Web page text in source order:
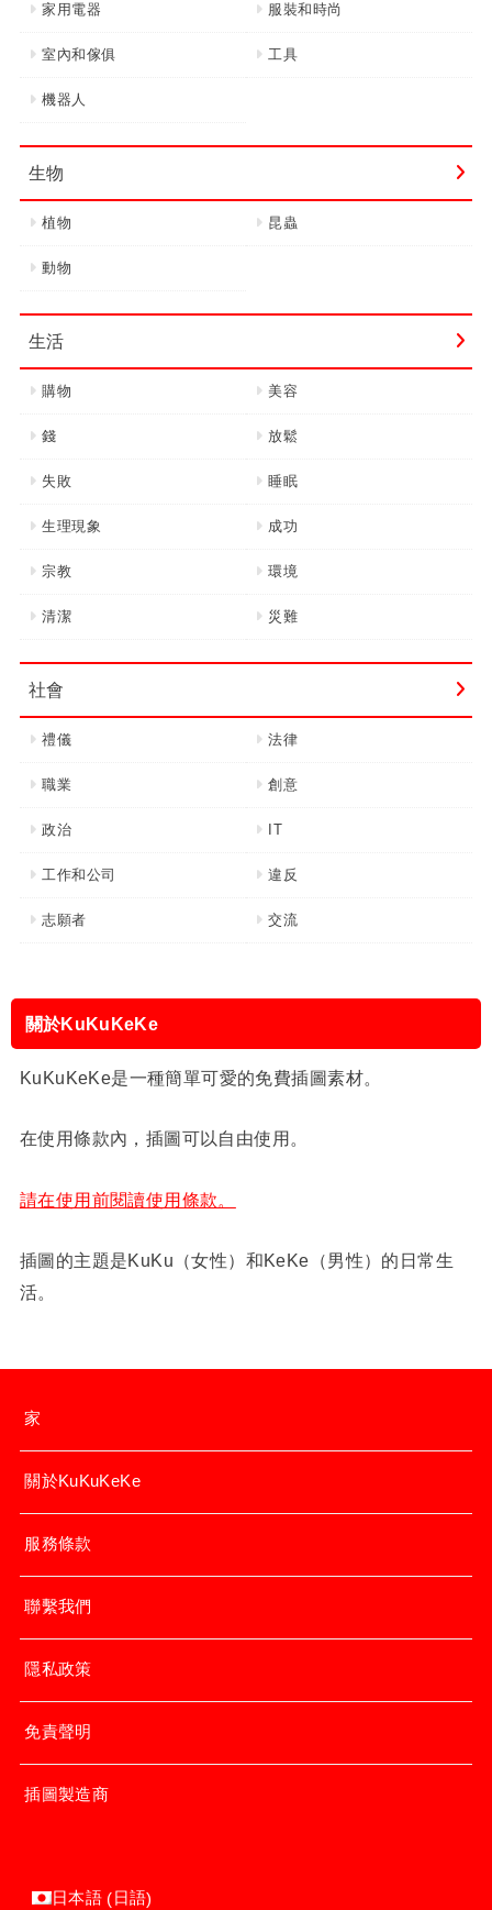
家用電器 服裝和時尚
室內和傢俱 工具
機器人
生物
植物 昆蟲
動物
生活
購物 美容
錢 放鬆
失敗 睡眠
生理現象 成功
宗教 環境
清潔 災難
社會
禮儀 法律
職業 創意
政治 IT
工作和公司 違反
志願者 交流
關於KuKuKeKe
KuKuKeKe是一種簡單可愛的免費插圖素材。
在使用條款內，插圖可以自由使用。
請在使用前閱讀使用條款。
插圖的主題是KuKu（女性）和KeKe（男性）的日常生
活。
家
關於KuKuKeKe
服務條款
聯繫我們
隱私政策
免責聲明
插圖製造商
日本語 (日語)